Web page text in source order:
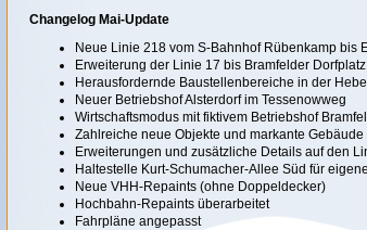
Changelog Mai-Update
Neue Linie 218 vom S-Bahnhof Rübenkamp bis
Erweiterung der Linie 17 bis Bramfelder Dorfplatz
Herausfordernde Baustellenbereiche in der
Neuer Betriebshof Alsterdorf im Tessenowweg
Wirtschaftsmodus mit fiktivem Betriebshof
Zahlreiche neue Objekte und markante
Erweiterungen und zusätzliche Details auf den
Haltestelle Kurt-Schumacher-Allee Süd für
Neue VHH-Repaints (ohne Doppeldecker)
Hochbahn-Repaints überarbeitet
Fahrpläne angepasst